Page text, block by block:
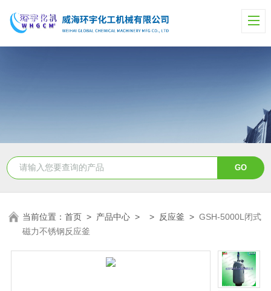
当前位置：首页 > 产品中心 > > 反应釜 >GSH-5000L闭式
磁力不锈钢反应釜